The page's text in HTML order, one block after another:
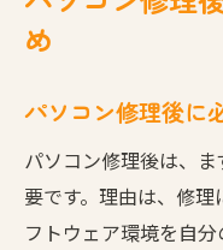
め
パソコン修理後に
パソコン修理後は、
要です。理由は、修
フトウェア環境を自分